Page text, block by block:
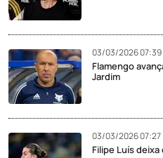
03/03/2026 07:39
Flamengo
Jardim
03/03/2026 07:27
Filipe Luís